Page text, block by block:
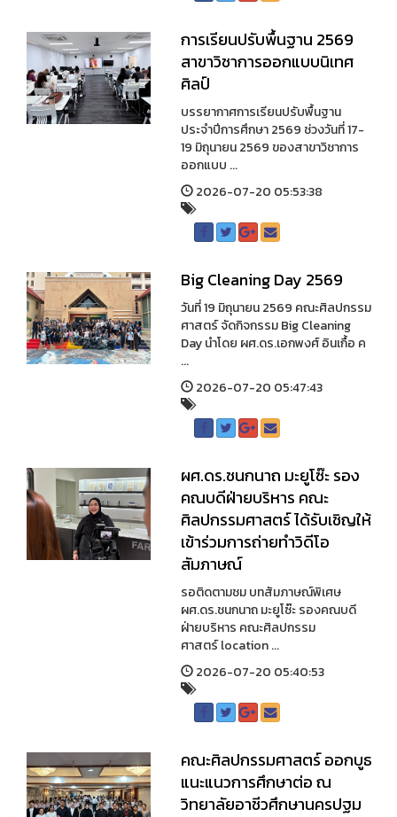
การเรียนปรับพื้นฐาน 2569
สาขาวิชาการออกแบบนิเทศ
ศิลป์
บรรยากาศการเรียนปรับพื้นฐาน
ประจำปีการศึกษา 2569 ช่วงวันที่ 17-
19 มิถุนายน 2569 ของสาขาวิชาการ
ออกแบบ ...
2026-07-20 05:53:38
Big Cleaning Day 2569
วันที่ 19 มิถุนายน 2569 คณะศิลปกรรม
ศาสตร์ จัดกิจกรรม Big Cleaning
Day นำโดย ผศ.ดร.เอกพงศ์ อินเกื้อ ค
...
2026-07-20 05:47:43
ผศ.ดร.ชนกนาถ มะยูโซ๊ะ รอง
คณบดีฝ่ายบริหาร คณะ
ศิลปกรรมศาสตร์ ได้รับเชิญให้
เข้าร่วมการถ่ายทำวิดีโอ
สัมภาษณ์
รอติดตามชม บทสัมภาษณ์พิเศษ
ผศ.ดร.ชนกนาถ มะยูโซ๊ะ รองคณบดี
ฝ่ายบริหาร คณะศิลปกรรม
ศาสตร์ location ...
2026-07-20 05:40:53
คณะศิลปกรรมศาสตร์ ออกบูธ
แนะแนวการศึกษาต่อ ณ
วิทยาลัยอาชีวศึกษานครปฐม